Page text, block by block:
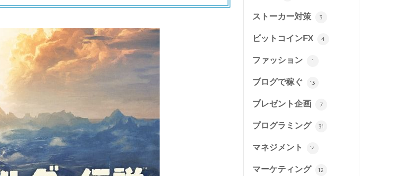
ストーカー対策 3
ビットコインFX 4
ファッション 1
ブログで稼ぐ 13
プレゼント企画 7
プログラミング 31
マネジメント 14
マーケティング 12